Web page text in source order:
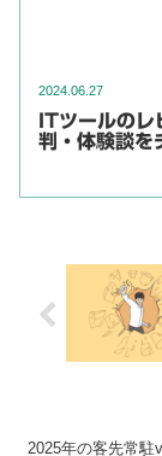
2024.06.27
ITツールの
判・体験談を
2025年の客先常